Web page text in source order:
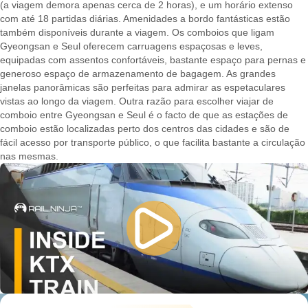
(a viagem demora apenas cerca de 2 horas), e um horário extenso
com até 18 partidas diárias. Amenidades a bordo fantásticas estão
também disponíveis durante a viagem. Os comboios que ligam
Gyeongsan e Seul oferecem carruagens espaçosas e leves,
equipadas com assentos confortáveis, bastante espaço para pernas e
generoso espaço de armazenamento de bagagem. As grandes
janelas panorâmicas são perfeitas para admirar as espetaculares
vistas ao longo da viagem. Outra razão para escolher viajar de
comboio entre Gyeongsan e Seul é o facto de que as estações de
comboio estão localizadas perto dos centros das cidades e são de
fácil acesso por transporte público, o que facilita bastante a circulação
nas mesmas.